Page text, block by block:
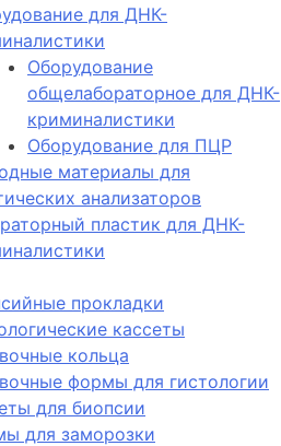
для ДНК-
Оборудование
общелабораторное для ДНК-
криминалистики
Оборудование для ПЦР
материалы для
анализаторов
пластик для ДНК-
прокладки
кассеты
кольца
формы для гистологии
для биопсии
для заморозки